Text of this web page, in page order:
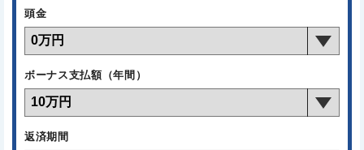
頭金
ボーナス支払額（年間）
返済期間